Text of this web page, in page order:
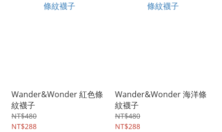
Wander&Wonder 紅色條
紋襪子
NT$480
NT$288
Wander&Wonder 海洋條
紋襪子
NT$480
NT$288